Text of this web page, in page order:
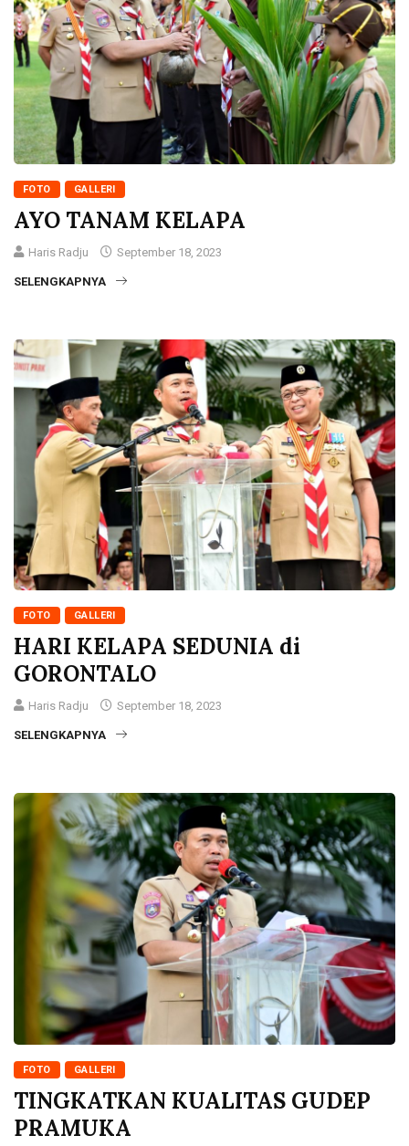
FOTO GALLERI
AYO TANAM KELAPA
Haris Radju September 18, 2023
SELENGKAPNYA
FOTO GALLERI
HARI KELAPA SEDUNIA di
GORONTALO
Haris Radju September 18, 2023
SELENGKAPNYA
FOTO GALLERI
TINGKATKAN KUALITAS GUDEP
PRAMUKA